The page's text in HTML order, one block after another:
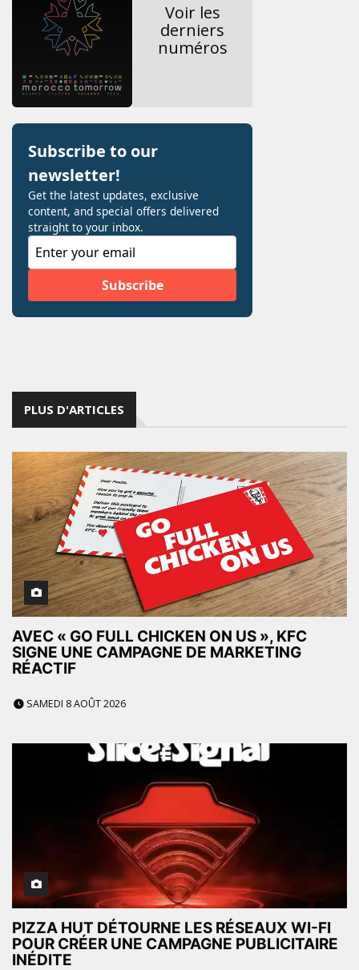
Voir les
derniers
numéros
PLUS D'ARTICLES
AVEC « GO FULL CHICKEN ON US », KFC
SIGNE UNE CAMPAGNE DE MARKETING
RÉACTIF
SAMEDI 8 AOÛT 2026
PIZZA HUT DÉTOURNE LES RÉSEAUX WI-FI
POUR CRÉER UNE CAMPAGNE PUBLICITAIRE
INÉDITE